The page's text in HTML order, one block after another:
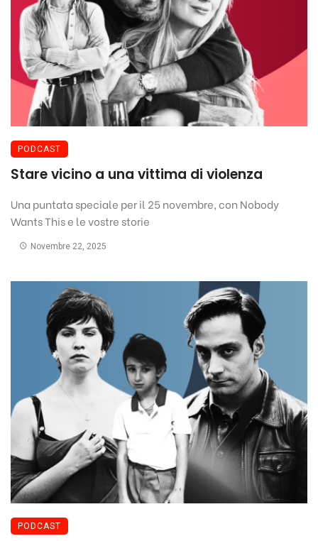
PODCAST
Stare vicino a una vittima di violenza
Una puntata speciale per il 25 novembre, con Nobody
Wants This e le vostre storie
Novembre 22, 2025
PODCAST